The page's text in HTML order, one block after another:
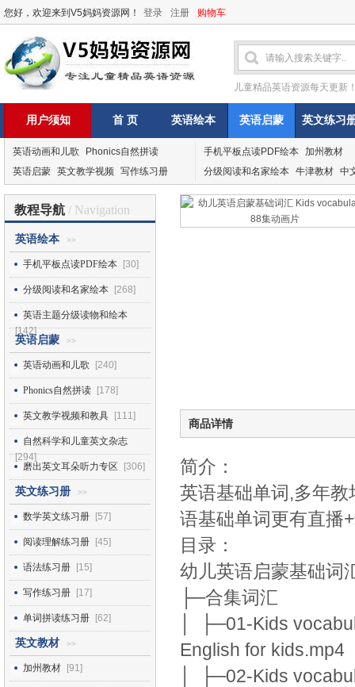
您好，欢迎来到V5妈妈资源网！ 登录 注册 购物车
儿童精品英语资源每天更新
用户须知 首 页 英语绘本 英语启蒙 英文练习
英语动画和儿歌
Phonics自然拼读
英语启蒙 英文教学视频 写作练习册
手机平板点读PDF绘本 加州教材
分级阅读和名家绘本 牛津教材 中
教程导航 / Navigation
英语绘本 >>
手机平板点读PDF绘本 [30]
分级阅读和名家绘本 [268]
英语主题分级读物和绘本
[142]
英语启蒙 >>
英语动画和儿歌 [240]
Phonics自然拼读 [178]
英文教学视频和教具 [111]
自然科学和儿童英文杂志
[294]
磨出英文耳朵听力专区
[306]
英文练习册 >>
数学英文练习册 [57]
阅读理解练习册 [45]
语法练习册 [15]
写作练习册 [17]
单词拼读练习册 [62]
英文教材 >>
加州教材 [91]
商品详情
简介：
英语基础单词,多年
语基础单词更有直播
目录：
幼儿英语启蒙基础词
├─合集词汇
│ ├─01-Kids
English for kids.mp4
│ ├─02-Kids